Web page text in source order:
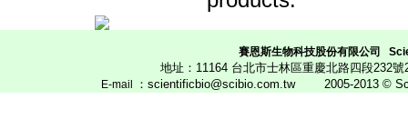
賽恩斯生物科技股份有限公司
地址：11164 台北市士林區重慶北路四段
E-mail ：scientificbio@scibio.com.tw 2005-2013 ©